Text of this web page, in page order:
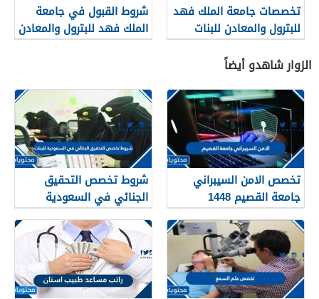
تخصصات جامعة الملك فهد
للبترول والمعادن للبنات
شروط القبول في جامعة
الملك فهد للبترول والمعادن
الزوار شاهدو أيضاً
تخصص الامن السيبراني
جامعة القصيم 1448
الشروط ومعدل القبول
شروط تخصص التحقيق
الجنائي في السعودية
للبنات 1448